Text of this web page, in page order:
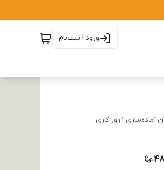
ورود | ثبت‌نام
آماده‌سازی 1 روز کاری